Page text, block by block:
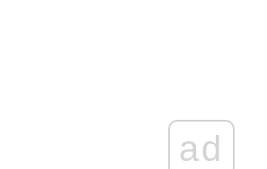
ad